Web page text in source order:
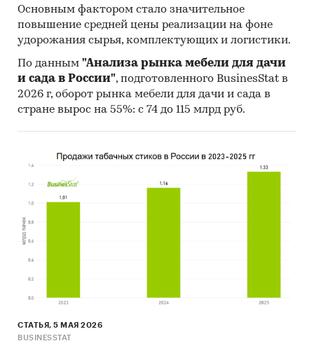
что к концу прогнозного периода они составят
47,0 тыс т, на 14,1% превысив уровень 2020 г.
Росту продаж будут способствовать: ценовая
доступность табачных изделий, высокий
уровень потребления табака и сигарет среди
населения, несоблюдение и без того
достаточно мягких условий антитабачного
«Анализ рынка табачных изделий в Ираке в
2016-2020 гг, оценка влияния коронавируса
и прогноз на 2021-2025 гг»
важнейшие данные, необходимые для
понимания текущей конъюнктуры рынка и
оценки перспектив его развития:
Баланс спроса, предложения, складские
запасы табачных изделий
Основным фактором стало значительное
повышение средней цены реализации на фоне
удорожания сырья, комплектующих и логистики.
По данным "Анализа рынка мебели для дачи
и сада в России", подготовленного BusinesStat в
2026 г, оборот рынка мебели для дачи и сада в
стране вырос на 55%: с 74 до 115 млрд руб.
СТАТЬЯ, 5 МАЯ 2026
BUSINESSTAT